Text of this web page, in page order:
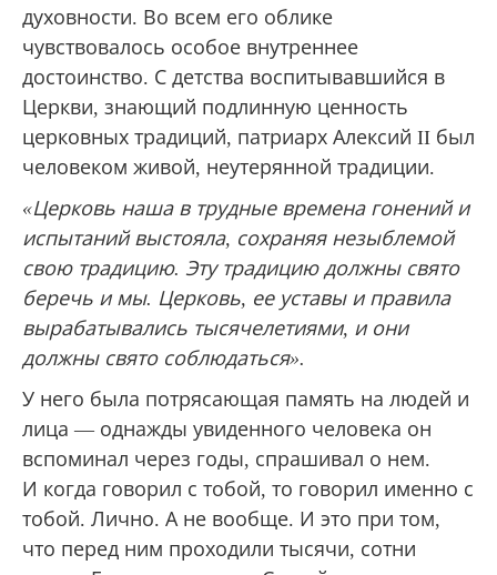
духовности. Во всем его облике
чувствовалось особое внутреннее
достоинство. С детства воспитывавшийся в
Церкви, знающий подлинную ценность
церковных традиций, патриарх Алексий II был
человеком живой, неутерянной традиции.
«Церковь наша в трудные времена гонений и
испытаний выстояла, сохраняя незыблемой
свою традицию. Эту традицию должны свято
беречь и мы. Церковь, ее уставы и правила
вырабатывались тысячелетиями, и они
должны свято соблюдаться».
У него была потрясающая память на людей и
лица — однажды увиденного человека он
вспоминал через годы, спрашивал о нем.
И когда говорил с тобой, то говорил именно с
тобой. Лично. А не вообще. И это при том,
что перед ним проходили тысячи, сотни